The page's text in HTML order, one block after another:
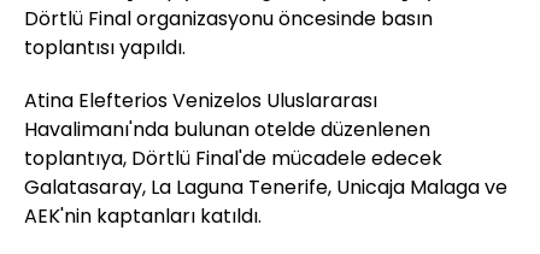
Dörtlü Final organizasyonu öncesinde basın
toplantısı yapıldı.
Atina Elefterios Venizelos Uluslararası
Havalimanı'nda bulunan otelde düzenlenen
toplantıya, Dörtlü Final'de mücadele edecek
Galatasaray, La Laguna Tenerife, Unicaja Malaga ve
AEK'nin kaptanları katıldı.